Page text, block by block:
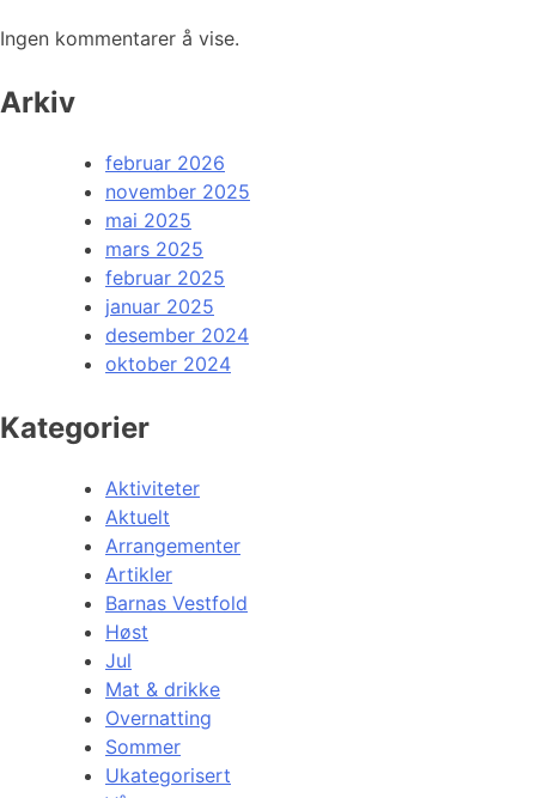
Ingen kommentarer å vise.
Arkiv
februar 2026
november 2025
mai 2025
mars 2025
februar 2025
januar 2025
desember 2024
oktober 2024
Kategorier
Aktiviteter
Aktuelt
Arrangementer
Artikler
Barnas Vestfold
Høst
Jul
Mat & drikke
Overnatting
Sommer
Ukategorisert